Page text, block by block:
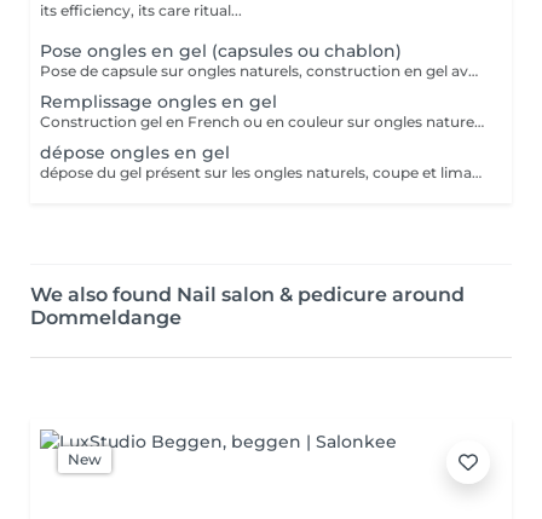
its efficiency, its care ritual...
Pose ongles en gel (capsules ou chablon)
Pose de capsule sur ongles naturels, construction en gel avec French ou couleur. Pour des ongles plus long. Tiens entre 3 à 4 semaines avant de faire le remplissage
Remplissage ongles en gel
Construction gel en French ou en couleur sur ongles naturels.
dépose ongles en gel
dépose du gel présent sur les ongles naturels, coupe et limage des ongles naturels
We also found Nail salon & pedicure around
Dommeldange
New